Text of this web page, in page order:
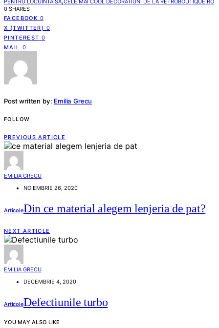
0 SHARES
FACEBOOK 0
X (TWITTER) 0
PINTEREST 0
MAIL
0
Post written by: Emilia Grecu
FOLLOW
PREVIOUS ARTICLE
EMILIA GRECU
NOIEMBRIE 26, 2020
ArticoleDin ce material alegem lenjeria de pat?
NEXT ARTICLE
EMILIA GRECU
DECEMBRIE 4, 2020
ArticoleDefectiunile turbo
YOU MAY ALSO LIKE